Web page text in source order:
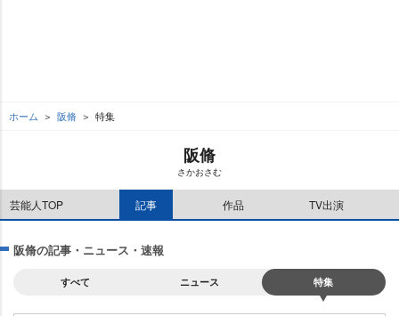
ホーム 阪脩 特集
阪脩
さかおさむ
芸能人TOP 記事 作品 TV出演
阪脩の記事・ニュース・速報
すべて ニュース 特集